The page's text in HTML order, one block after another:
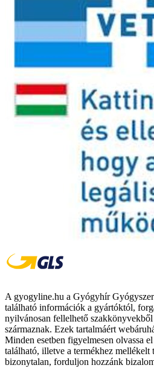
A gyogyline.hu a Gyógyhír
található információk a gyártóktól,
nyilvánosan fellelhető
származnak. Ezek tartalmáért
Minden esetben figyelmesen olvassa
található, illetve a termékhez mellékelt
bizonytalan, forduljon hozzánk